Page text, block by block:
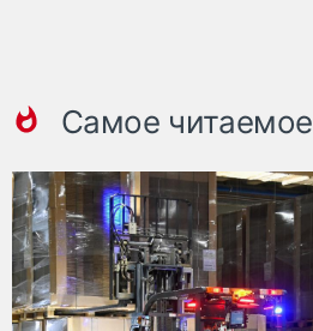
Самое читаемое